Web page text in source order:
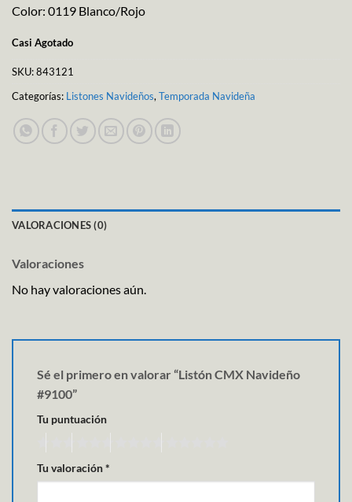
Color: 0119 Blanco/Rojo
Casi Agotado
SKU:843121
Categorías: Listones Navideños, Temporada Navideña
VALORACIONES (0)
Valoraciones
No hay valoraciones aún.
Sé el primero en valorar “Listón CMX Navideño
#9100”
Tu puntuación
Tu valoración*